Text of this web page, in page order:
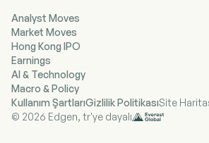
Analyst Moves
Market Moves
Hong Kong IPO
Earnings
AI & Technology
Macro & Policy
Kullanım ŞartlarıGizlilik PolitikasıSite
© 2026 Edgen, tr'ye dayalı